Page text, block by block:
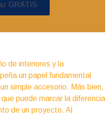
GRATIS
de interiores y la
un papel fundamental
simple accesorio. Más bien,
puede marcar la diferencia
de un proyecto. Al